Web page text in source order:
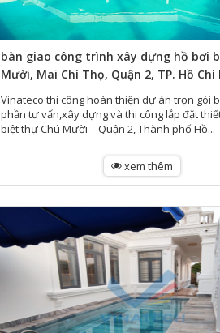
bàn giao công trình xây dựng hồ bơi
Mười, Mai Chí Thọ, Quận 2, TP. Hồ Chí
Vinateco thi công hoàn thiện dự án trọn gói
phần tư vấn,xây dựng và thi công lắp đặt
biệt thự Chú Mười – Quận 2, Thành phố Hồ...
xem thêm